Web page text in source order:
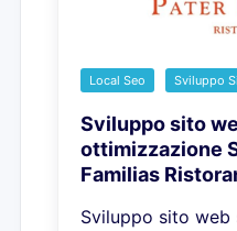
Local Seo Sviluppo
Sviluppo sito
ottimizzazione
Familias
Sviluppo sito